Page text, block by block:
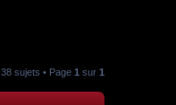
38 sujets • Page 1 sur 1